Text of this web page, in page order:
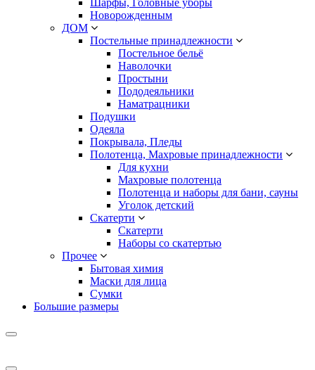
Шарфы, Головные уборы
Новорожденным
ДОМ
Постельные принадлежности
Постельное бельё
Наволочки
Простыни
Пододеяльники
Наматрацники
Подушки
Одеяла
Покрывала, Пледы
Полотенца, Махровые принадлежности
Для кухни
Махровые полотенца
Полотенца и наборы для бани, сауны
Уголок детский
Скатерти
Скатерти
Наборы со скатертью
Прочее
Бытовая химия
Маски для лица
Сумки
Большие размеры